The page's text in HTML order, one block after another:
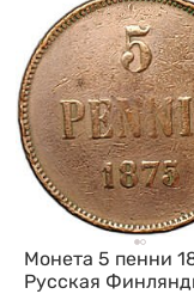
Монета 5 пенни
Русская